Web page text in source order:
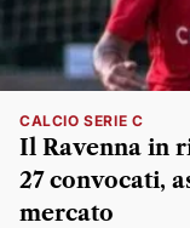
CALCIO SERIE C
Il Ravenna in
27 convocati,
mercato